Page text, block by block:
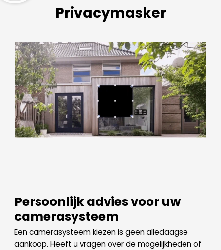
Privacymasker
Persoonlijk advies voor uw
camerasysteem
Een camerasysteem kiezen is geen alledaagse
aankoop. Heeft u vragen over de mogelijkheden of